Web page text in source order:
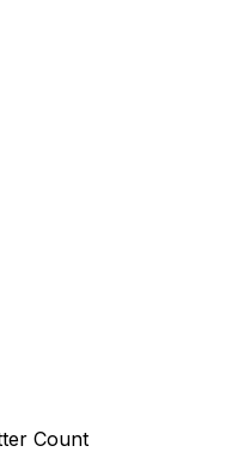
Count